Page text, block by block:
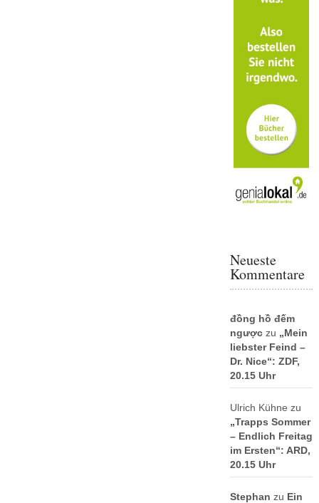
Neueste
Kommentare
đồng hồ đếm
ngượczu „Mein
liebster Feind –
Dr. Nice“: ZDF,
20.15 Uhr
Ulrich Kühne zu
„Trapps Sommer
– Endlich Freitag
im Ersten“: ARD,
20.15 Uhr
Stephan zu Ein